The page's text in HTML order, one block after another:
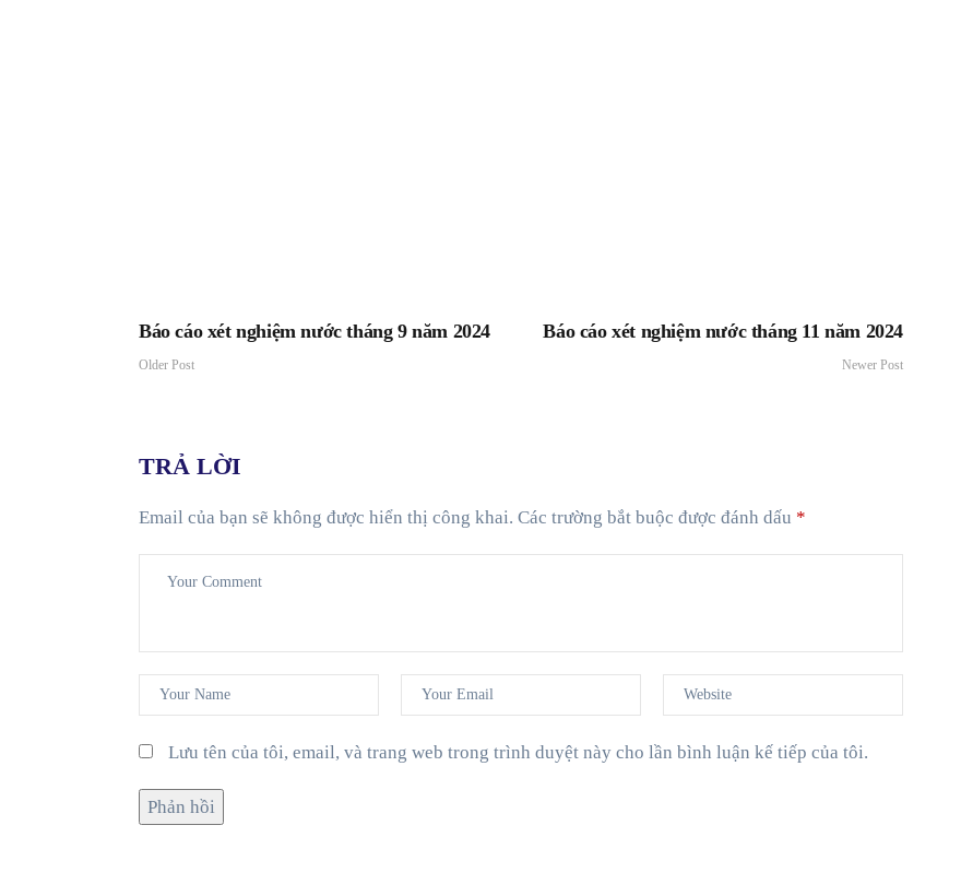
Báo cáo xét nghiệm nước tháng 9 năm 2024
Older Post
Báo cáo xét nghiệm nước tháng 11 năm 2024
Newer Post
TRẢ LỜI
Email của bạn sẽ không được hiển thị công khai. Các trường bắt buộc được đánh dấu *
Lưu tên của tôi, email, và trang web trong trình duyệt này cho lần bình luận kế tiếp của tôi.